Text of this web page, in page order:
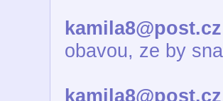
kamila8@post.cz
obavou, ze by
kamila8@post.cz